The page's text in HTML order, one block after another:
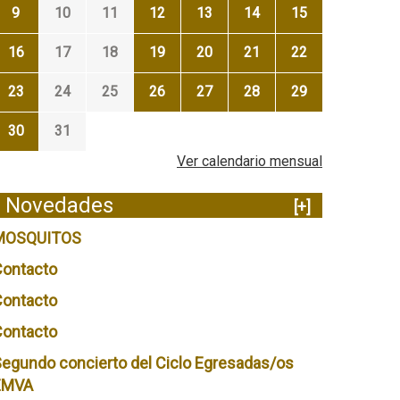
9 10 11 12 13 14 15
16 17 18 19 20 21 22
23 24 25 26 27 28 29
30
31
Ver calendario mensual
Novedades
[+]
concierto del Ciclo Egresadas/os